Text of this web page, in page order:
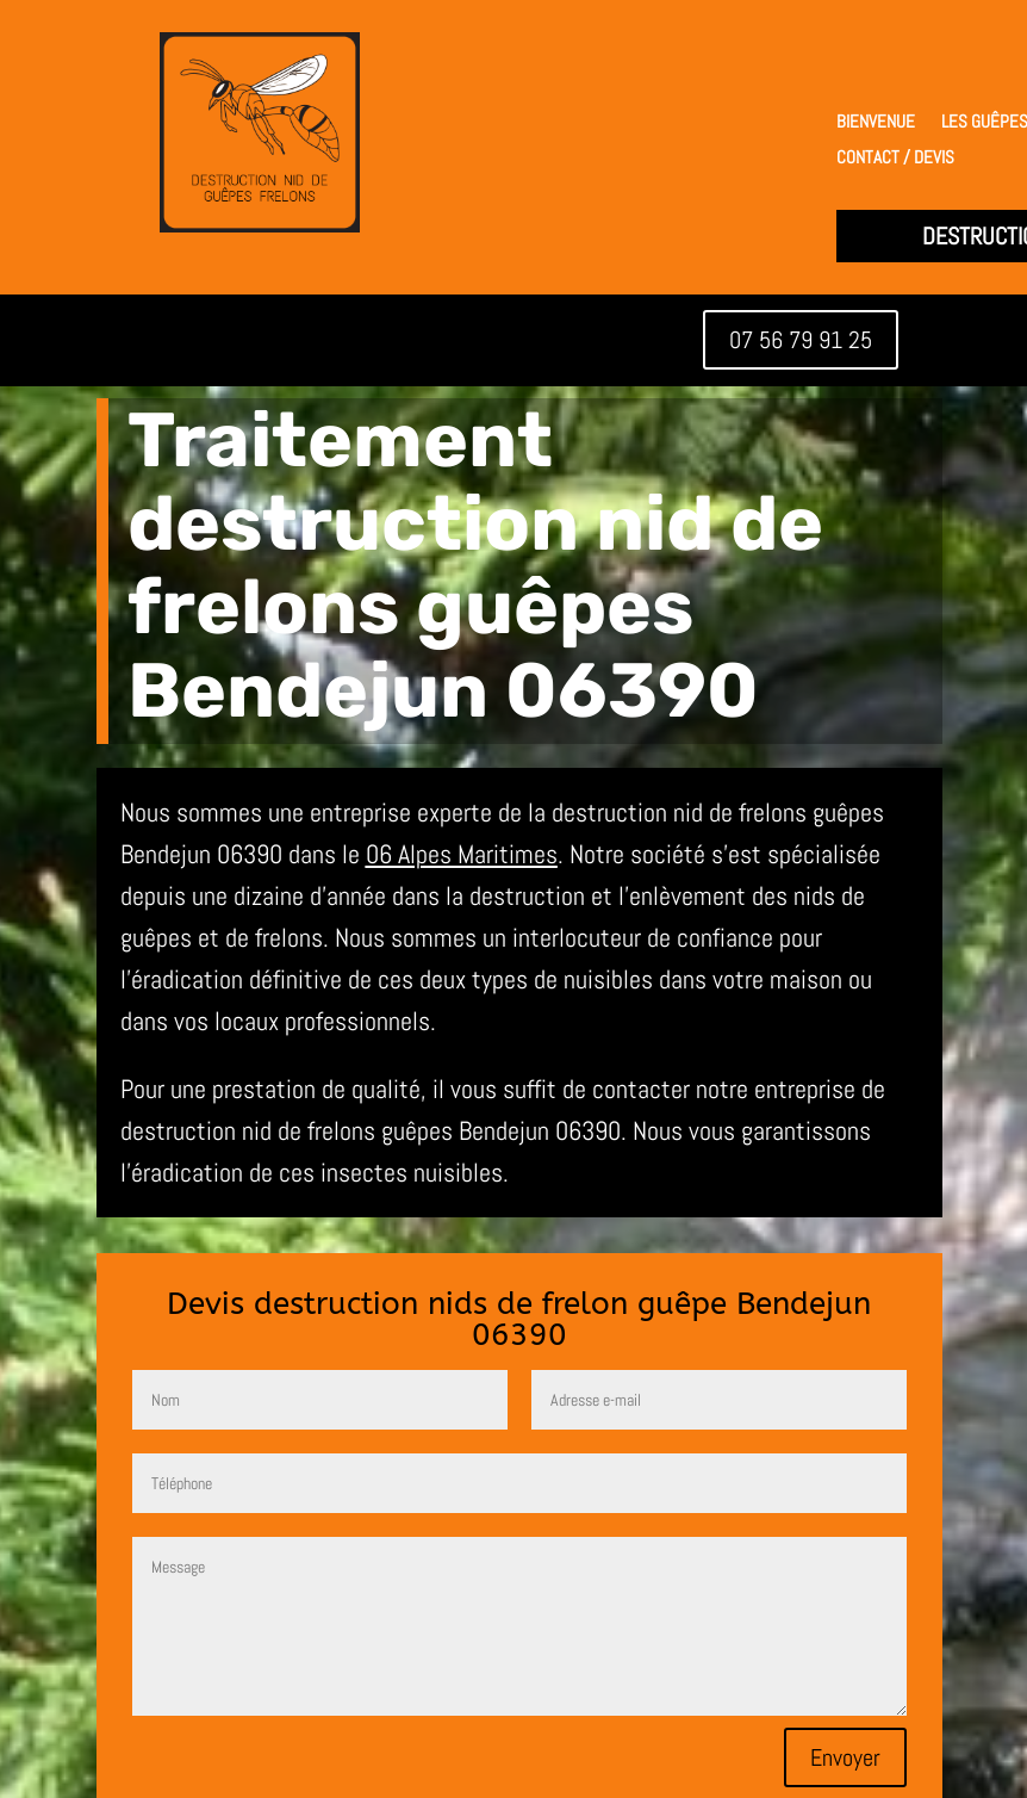
BIENVENUE LES GUÊPES
CONTACT / DEVIS
07 56 79 91 25
Traitement
destruction nid de
frelons guêpes
Bendejun 06390
Nous sommes une entreprise experte de la destruction nid de frelons guêpes
Bendejun 06390 dans le 06 Alpes Maritimes. Notre société s’est spécialisée
depuis une dizaine d’année dans la destruction et l’enlèvement des nids de
guêpes et de frelons. Nous sommes un interlocuteur de confiance pour
l’éradication définitive de ces deux types de nuisibles dans votre maison ou
dans vos locaux professionnels.
Pour une prestation de qualité, il vous suffit de contacter notre entreprise de
destruction nid de frelons guêpes Bendejun 06390. Nous vous garantissons
l’éradication de ces insectes nuisibles.
Devis destruction nids de frelon guêpe Bendejun
06390
Envoyer